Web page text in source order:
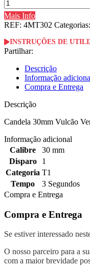
Mais Info
REF: 4MT302 Categorias:
INSTRUÇÕES DE
Partilhar:
Descrição
Informação
Compra e Entrega
Descrição
Candela 30mm Vulcão
Informação adicional
Calibre
30 mm
Disparo
1
Categoria T1
Tempo
3 Segundos
Compra e Entrega
Compra e Entrega
Se estiver interessado
O nosso parceiro para a
com a maior brevidade